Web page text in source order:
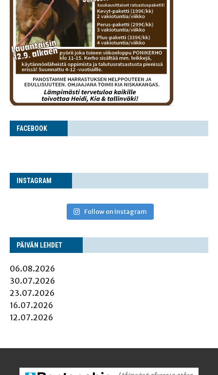
FACE­BOOK
INS­TA­GRAM
Follow on Instagram
PÄI­VÄN LEHDET
06.08.2026
30.07.2026
23.07.2026
16.07.2026
12.07.2026